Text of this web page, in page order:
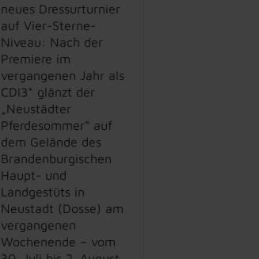
neues Dressurturnier
auf Vier-Sterne-
Niveau: Nach der
Premiere im
vergangenen Jahr als
CDI3* glänzt der
„Neustädter
Pferdesommer“ auf
dem Gelände des
Brandenburgischen
Haupt- und
Landgestüts in
Neustadt (Dosse) am
vergangenen
Wochenende – vom